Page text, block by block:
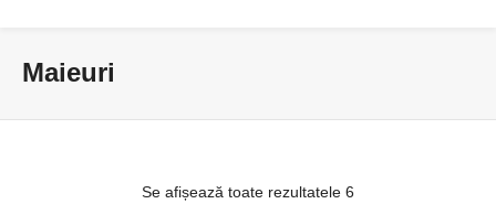
Maieuri
Se afișează toate rezultatele 6